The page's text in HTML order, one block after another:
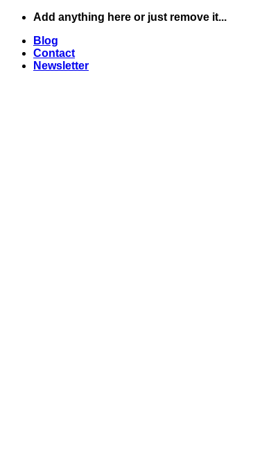
Skip
content
Add anything here or just remove it...
Blog
Contact
Newsletter